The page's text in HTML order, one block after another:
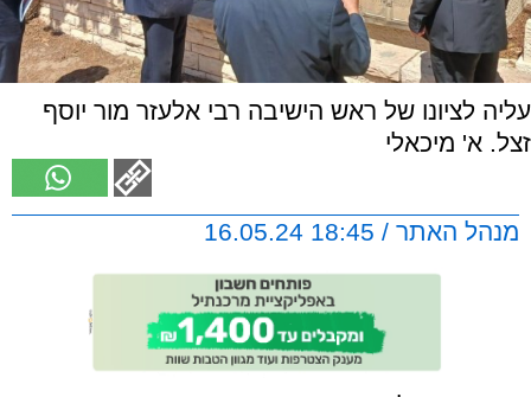
עליה לציונו של ראש הישיבה רבי אלעזר מור יוסף
זצל. א' מיכאלי
מנהל האתר / 18:45 16.05.24